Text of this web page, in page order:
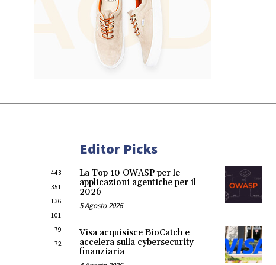
443
351
136
101
79
72
Editor Picks
La Top 10 OWASP per le
applicazioni agentiche per il
2026
5 Agosto 2026
Visa acquisisce BioCatch e
accelera sulla cybersecurity
finanziaria